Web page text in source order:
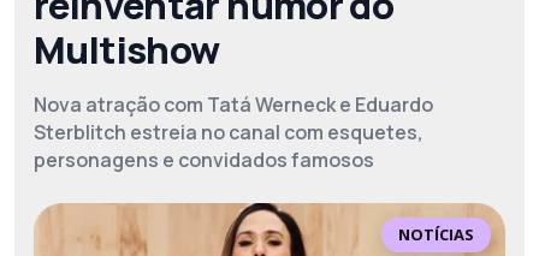
Multishow
Nova atração com Tatá Werneck e Eduardo
Sterblitch estreia no canal com esquetes,
personagens e convidados famosos
NOTÍCIAS